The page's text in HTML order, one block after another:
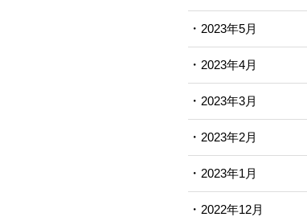
2023年5月
2023年4月
2023年3月
2023年2月
2023年1月
2022年12月